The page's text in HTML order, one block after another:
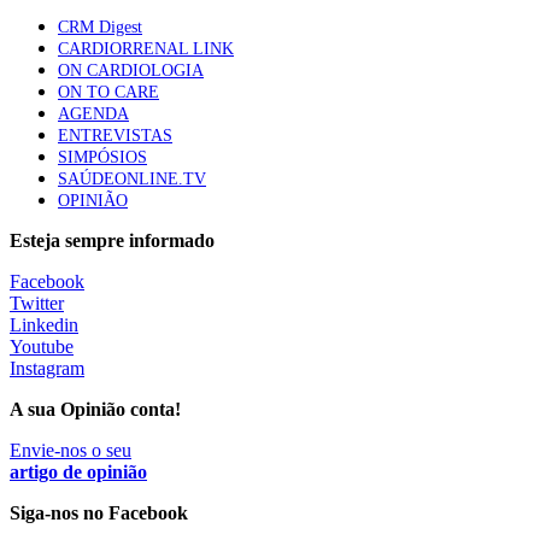
Trodelvy aprovado para primeira linha no cancro da
mama triplo negativo metastático em doentes não
elegíveis para inibidores PD-(L)1
61 visualizações
Ordem dos Médicos pede simplificação urgente das regras para
atualização de dados dos utentes
10 Ago, 2026
avança com Orçamento de 2027
CRM Digest
CARDIORRENAL LINK
ON CARDIOLOGIA
ON TO CARE
AGENDA
ENTREVISTAS
SIMPÓSIOS
SAÚDEONLINE.TV
OPINIÃO
Esteja sempre informado
Facebook
Twitter
Linkedin
Youtube
Instagram
A sua Opinião conta!
Envie-nos o seu
artigo de opinião
Siga-nos no Facebook